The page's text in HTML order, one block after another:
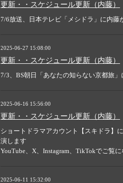
更新・・スケジュール更新（内藤）
7/6放送、日本テレビ「メシドラ」に内藤
2025-06-27 15:08:00
更新・・スケジュール更新（内藤）
7/3、BS朝日「あなたの知らない京都旅
2025-06-16 15:56:00
更新・・スケジュール更新（内藤）
ショートドラマアカウント【スキドラ】
演します
YouTube、X、Instagram、TikTokでご覧
2025-06-11 15:32:00